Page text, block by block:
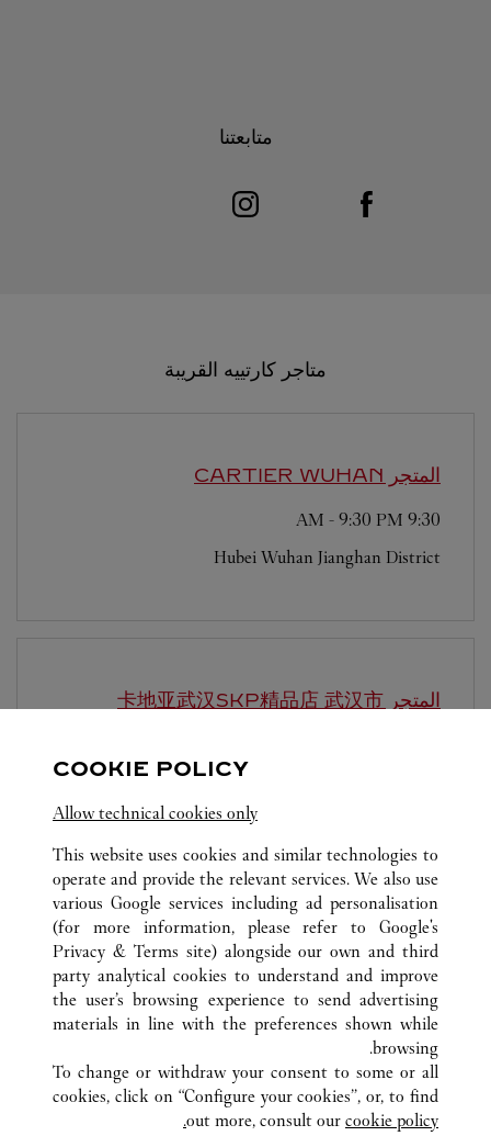
متابعتنا
Visit us on Facebook
Link Opens in New Tab
Visit us on Instagram
Link Opens in New Tab
متاجر كارتييه القريبة
المتجر CARTIER WUHAN
9:30 AM
- 9:30 PM
Hubei Wuhan Jianghan District
المتجر 卡地亚武汉SKP精品店 武汉市
كافة مواقع كارتييه الصين HUBEI
WUHAN
668 JINGHAN AVENUE
خدمة العملاء
الاتصال بنا
COOKIE POLICY
Allow technical cookies only
This website uses cookies and similar technologies to
operate and provide the relevant services. We also use
various Google services including ad personalisation
(for more information, please refer to Google's
Privacy & Terms site) alongside our own and third
party analytical cookies to understand and improve
the user’s browsing experience to send advertising
materials in line with the preferences shown while
browsing.
To change or withdraw your consent to some or all
cookies, click on “Configure your cookies”, or, to find
out more, consult our cookie policy.